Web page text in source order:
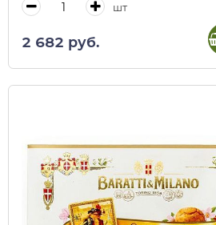
шт
2 682 руб.